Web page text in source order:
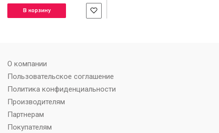
В корзину
О компании
Пользовательское соглашение
Политика конфиденциальности
Производителям
Партнерам
Покупателям